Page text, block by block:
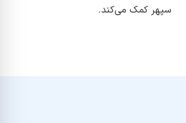
سپهر کمک می‌کند.